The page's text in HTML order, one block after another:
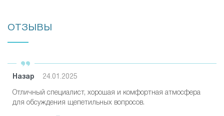
ОТЗЫВЫ
Назар 24.01.2025
Отличный специалист, хорошая и комфортная атмосфера
для обсуждения щепетильных вопросов.